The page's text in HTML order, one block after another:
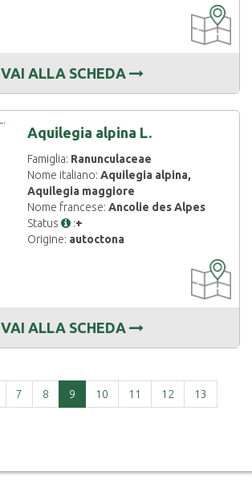
DISPONIBILE
VAI ALLA SCHEDA
Aquilegia alpina L.
Famiglia: Ranunculaceae
Nome italiano:Aquilegia alpina,
Aquilegia maggiore
Nome francese:Ancolie des Alpes
Status
:+
Origine: autoctona
DISPONIBILE
VAI ALLA SCHEDA
7 8 9 10 11 12 13